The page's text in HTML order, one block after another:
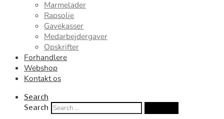
Marmelader
Rapsolie
Gavekasser
Medarbejdergaver
Opskrifter
Forhandlere
Webshop
Kontakt os
Search
Search